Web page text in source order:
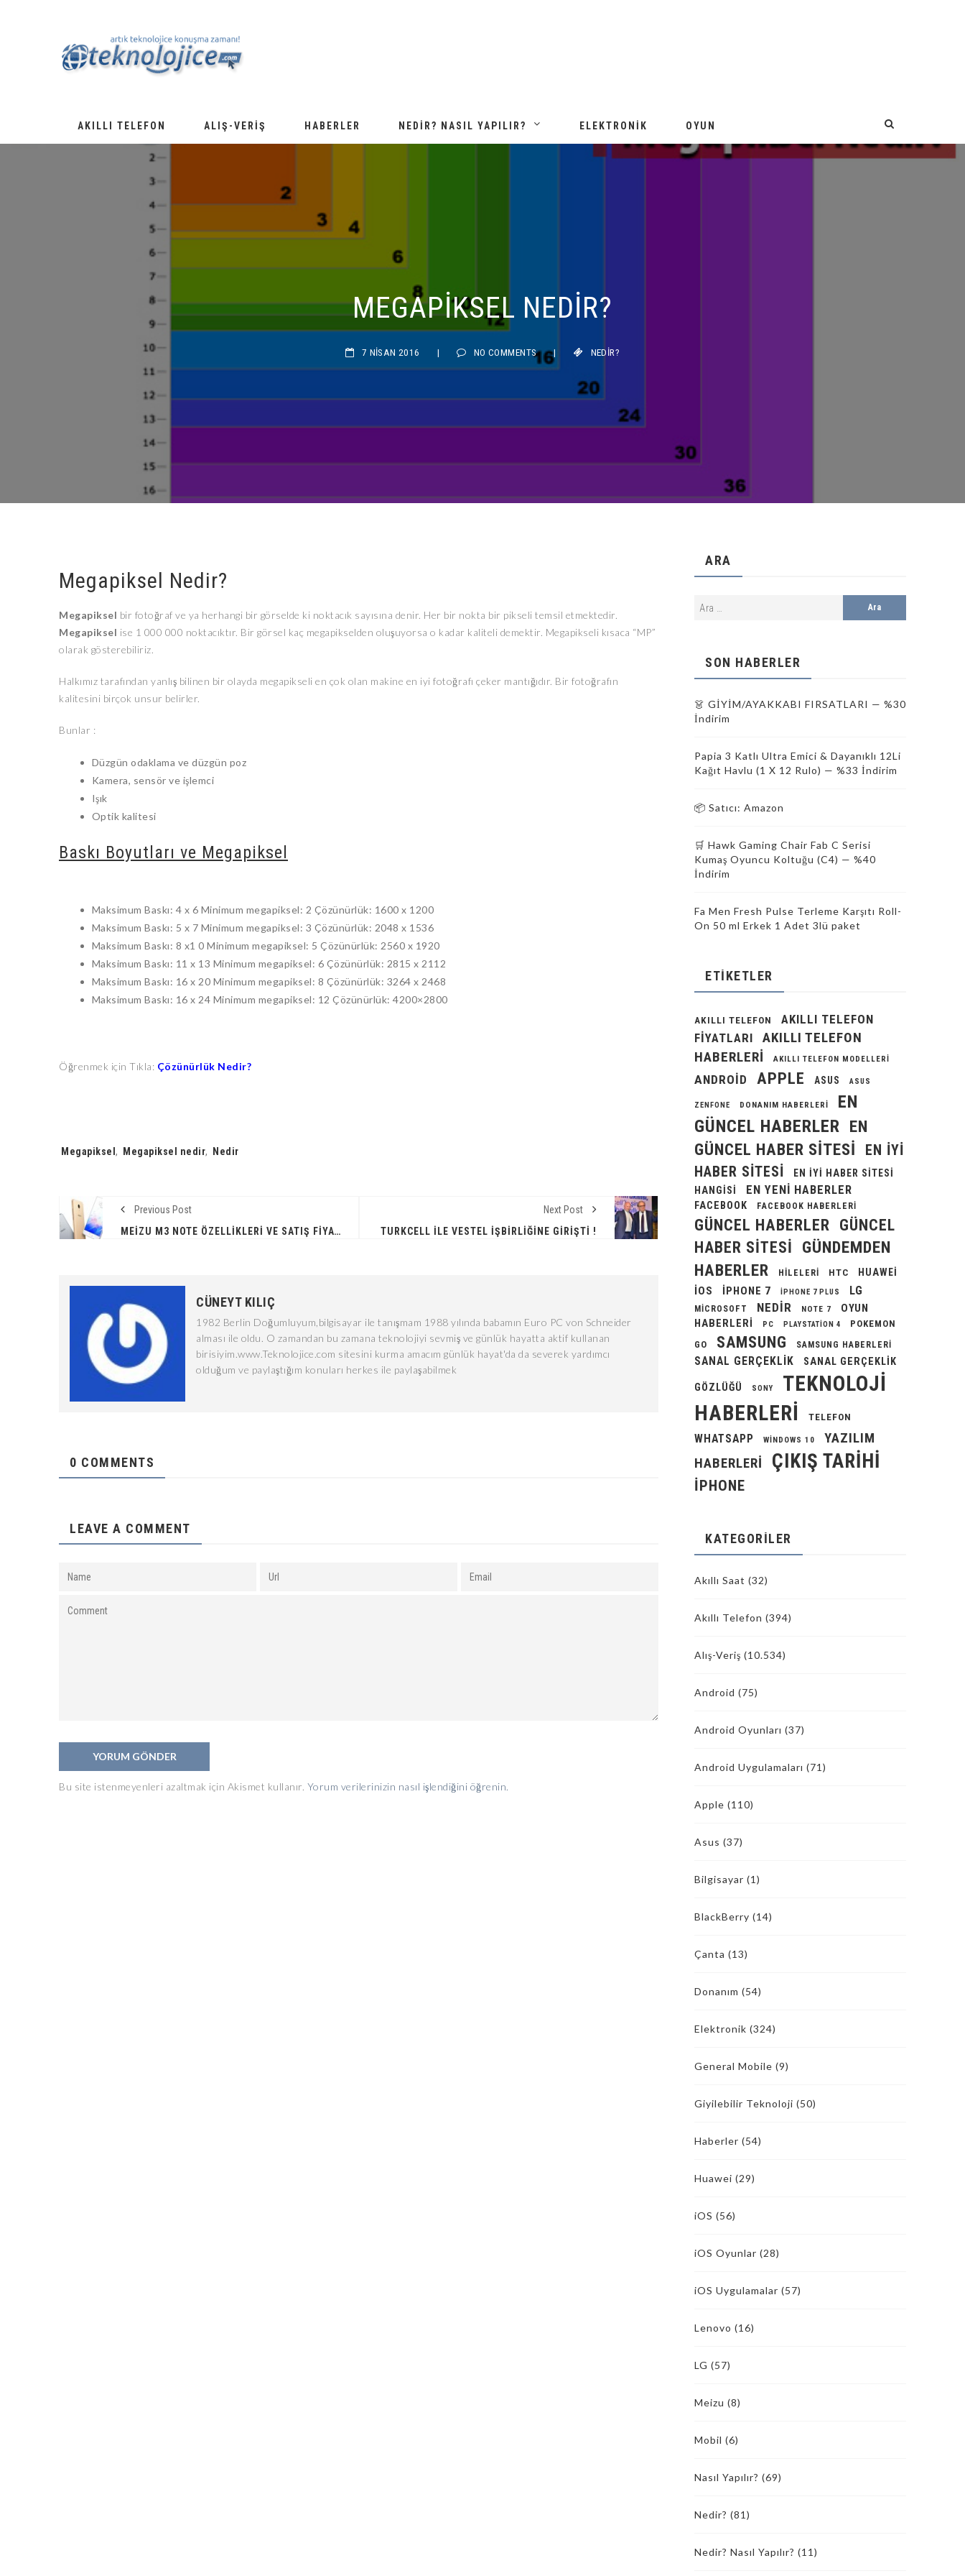
AKILLI TELEFON ALIŞ-VERIŞ HABERLER NEDIR? NASIL YAPILIR? ELEKTRONIK OYUN
MEGAPIKSEL NEDIR?
Megapiksel Nedir?
Megapiksel bir fotoğraf ve ya herhangi bir görselde ki noktacık sayısına denir. Her bir nokta bir pikseli temsil etmektedir.
Megapiksel ise 1 000 000 noktacıktır. Bir görsel kaç megapikselden oluşuyorsa o kadar kaliteli demektir. Megapikseli kısaca “MP”
olarak gösterebiliriz.
Halkımız tarafından yanlış bilinen bir olayda megapikseli en çok olan makine en iyi fotoğrafı çeker mantığıdır. Bir fotoğrafın
kalitesini birçok unsur belirler.
Bunlar :
Düzgün odaklama ve düzgün poz
Kamera, sensör ve işlemci
Işık
Optik kalitesi
Baskı Boyutları ve Megapiksel
Maksimum Baskı: 4 x 6 Minimum megapiksel: 2 Çözünürlük: 1600 x 1200
Maksimum Baskı: 5 x 7 Minimum megapiksel: 3 Çözünürlük: 2048 x 1536
Maksimum Baskı: 8 x1 0 Minimum megapiksel: 5 Çözünürlük: 2560 x 1920
Maksimum Baskı: 11 x 13 Minimum megapiksel: 6 Çözünürlük: 2815 x 2112
Maksimum Baskı: 16 x 20 Minimum megapiksel: 8 Çözünürlük: 3264 x 2468
Maksimum Baskı: 16 x 24 Minimum megapiksel: 12 Çözünürlük: 4200×2800
Öğrenmek için Tıkla: Çözünürlük Nedir?
Tags:
Megapiksel , Megapiksel nedir, Nedir
Previous Post
MEIZU M3 NOTE ÖZELLIKLERI VE SATIŞ FIYATI
Next Post
TURKCELL İLE VESTEL İŞBIRLIĞINE GIRIŞTI !
CÜNEYT KILIÇ
1982 Berlin Doğumluyum,bilgisayar ile tanışmam 1988 yılında babamın Euro PC von Schneider
alması ile oldu. O zamandan bu zamana teknolojiyi sevmiş ve günlük hayatta aktif kullanan
birisiyim.www.Teknolojice.com sitesini kurma amacım günlük hayat'da da severek yardımcı
olduğum ve paylaştığım konuları herkes ile paylaşabilmek
0 COMMENTS
LEAVE A COMMENT
Bu site istenmeyenleri azaltmak için Akismet kullanır. Yorum verilerinizin nasıl işlendiğini öğrenin.
ARA
SON HABERLER
👗 GİYİM/AYAKKABI FIRSATLARI — %30
İndirim
Papia 3 Katlı Ultra Emici & Dayanıklı 12Li
Kağıt Havlu (1 X 12 Rulo) — %33 İndirim
📦 Satıcı: Amazon
🛒 Hawk Gaming Chair Fab C Serisi
Kumaş Oyuncu Koltuğu (C4) — %40
İndirim
Fa Men Fresh Pulse Terleme Karşıtı Roll-
On 50 ml Erkek 1 Adet 3lü paket
ETIKETLER
AKILLI TELEFON
AKILLI TELEFON
FIYATLARI
AKILLI TELEFON
HABERLERI
AKILLI TELEFON MODELLERI
ANDROID APPLE ASUS ASUS
ZENFONE DONANIM HABERLERI
EN
GÜNCEL HABERLER EN
GÜNCEL HABER SITESI
EN IYI
HABER SITESI
EN IYI HABER SITESI
HANGISI
EN YENI HABERLER
FACEBOOK FACEBOOK HABERLERI
GÜNCEL HABERLER
GÜNCEL
HABER SITESI
GÜNDEMDEN
HABERLER
HILELERI HTC HUAWEI
IOS IPHONE 7 IPHONE 7 PLUS LG
MICROSOFT NEDIR NOTE 7
OYUN
HABERLERI
PC PLAYSTATION 4
POKEMON
GO
SAMSUNG SAMSUNG HABERLERI
SANAL GERÇEKLIK SANAL GERÇEKLIK
GÖZLÜĞÜ SONY
TEKNOLOJI
HABERLERI
TELEFON
WHATSAPP WINDOWS 10
YAZILIM
HABERLERI
ÇIKIŞ TARIHI
İPHONE
KATEGORILER
Akıllı Saat (32)
Akıllı Telefon (394)
Alış-Veriş (10.534)
Android (75)
Android Oyunları (37)
Android Uygulamaları (71)
Apple (110)
Asus (37)
Bilgisayar (1)
BlackBerry (14)
Çanta (13)
Donanım (54)
Elektronik (324)
General Mobile (9)
Giyilebilir Teknoloji (50)
Haberler (54)
Huawei (29)
iOS (56)
iOS Oyunlar (28)
iOS Uygulamalar (57)
Lenovo (16)
LG (57)
Meizu (8)
Mobil (6)
Nasıl Yapılır? (69)
Nedir? (81)
Nedir? Nasıl Yapılır? (11)